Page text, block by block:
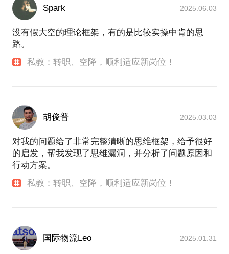
核体系、薪酬体系、培训体系的设计和落地。在乙方
设计和运营过的产品包括，招聘、培训、福利、咨
询、系统等多个领域，营业额过百亿。曾作为专家参
与大型国企、500强外企的招聘和职业指导。曾参与
服务行业协会理事。
进过很多坑，又一个一个很艰难的自己爬出来，迷茫
过、痛苦过。我很幸运，在这个过程中有许多贵人师
长相助，帮我指点迷津，让我看到新的目标和方向，
收获能量和信心。我想如果能够早一点，更系统化的
接受高人指点，我一定会比过往成长的更快，比现在
达到的高度更高。也曾有家人朋友牵线和一些朋友交
流，感受很好，彼此都有收获，可惜这种约见形式效
我会通过这些方法和技巧帮你实现效果：
我和学员的交流从看到学员约见提出的问题就已经开
Spark 2025.06.03
没有假大空的理论框架，有的是比较实操中肯的思
路。
私教：转职、空降，顺利适应新岗位！
胡俊普 2025.03.03
对我的问题给了非常完整清晰的思维框架，给予很好
的启发，帮我发现了思维漏洞，并分析了问题原因和
行动方案。
私教：转职、空降，顺利适应新岗位！
国际物流Leo 2025.01.31